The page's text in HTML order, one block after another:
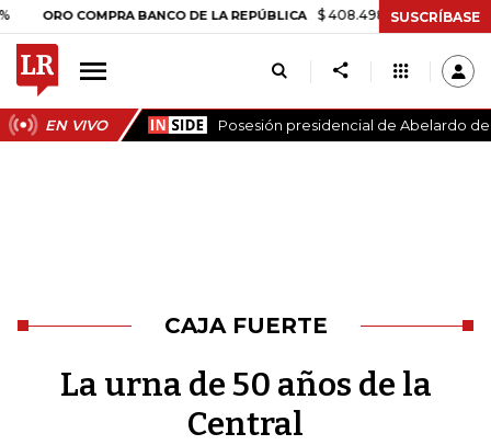
COMPRA BANCO DE LA REPÚBLICA $ 408.498,97 +$ 8.753,81
SUSCRÍBASE
EN VIVO Posesión presidencial de Abelardo de
CAJA FUERTE
La urna de 50 años de la
Central